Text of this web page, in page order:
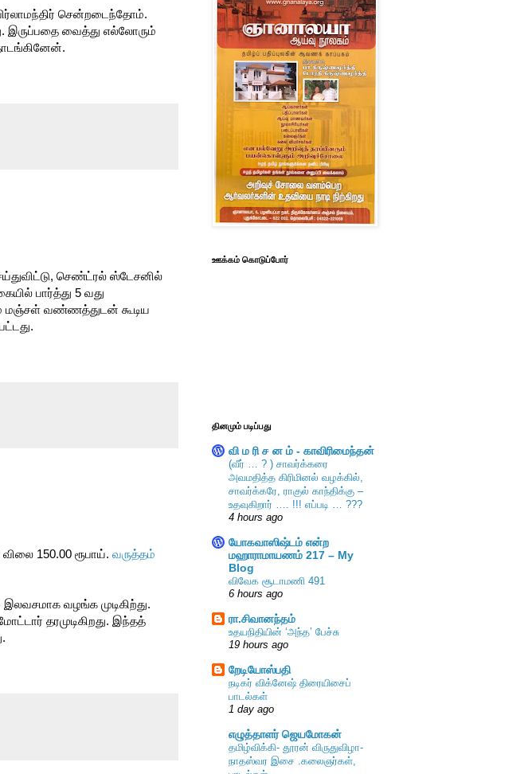
சென்றடைந்தோம்.
இருப்பதை வைத்து எல்லோரும்
செண்ட்ரல் ஸ்டேசனில்
பார்த்து 5 வது
மஞ்சள் வண்ணத்துடன் கூடிய
150.00 ரூபாய். வருத்தம்
வழங்க முடிகிற்து.
தரமுடிகிறது. இந்தத்
ஊக்கம் கொடுப்போர்
தினமும் படிப்பது
வி ம ரி ச ன ம் - காவிரிமைந்தன்
(வீர் … ? ) சாவர்க்கரை
அவமதித்த கிரிமினல் வழக்கில்,
சாவர்க்கரே, ராகுல் காந்திக்கு –
உதவுகிறார் …. !!! எப்படி … ???
4 hours ago
யோகவாஸிஷ்டம் என்ற
மஹாராமாயணம் 217 – My
Blog
விவேக சூடாமணி 491
6 hours ago
ரா.சிவானந்தம்
உதயநிதியின் ‘அந்த’ பேச்சு
19 hours ago
றேடியோஸ்பதி
நடிகர் விக்னேஷ் திரையிசைப்
பாடல்கள்
1 day ago
எழுத்தாளர் ஜெயமோகன்
தமிழ்விக்கி- தூரன் விருதுவிழா-
நாதஸ்வர இசை .கலைஞர்கள்,